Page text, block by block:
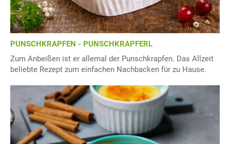
PUNSCHKRAPFEN - PUNSCHKRAPFERL
Zum Anbeißen ist er allemal der Punschkrapfen. Das Allzeit
beliebte Rezept zum einfachen Nachbacken für zu Hause.